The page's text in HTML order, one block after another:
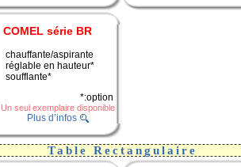
COMEL série BR
chauffante/aspirante
réglable en hauteur*
soufflante*
*:option
Un seul exemplaire disponible
Plus d’infos
Table Rectangulaire